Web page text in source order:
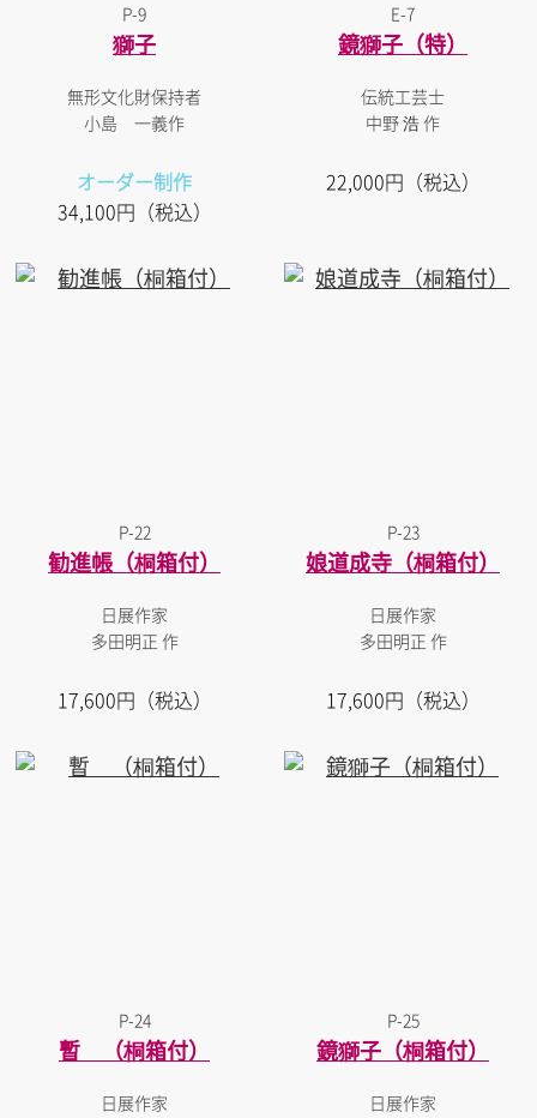
P-9
獅子
無形文化財保持者
小島 一義作
オーダー制作
34,100円（税込）
E-7
鏡獅子（特）
伝統工芸士
中野 浩 作
22,000円（税込）
P-22
勧進帳（桐箱付）
日展作家
多田明正 作
17,600円（税込）
P-23
娘道成寺（桐箱付）
日展作家
多田明正 作
17,600円（税込）
P-24
暫 （桐箱付）
日展作家
P-25
鏡獅子（桐箱付）
日展作家